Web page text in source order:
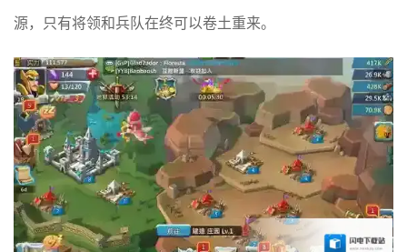
源，只有将领和兵队在终可以卷土重来。